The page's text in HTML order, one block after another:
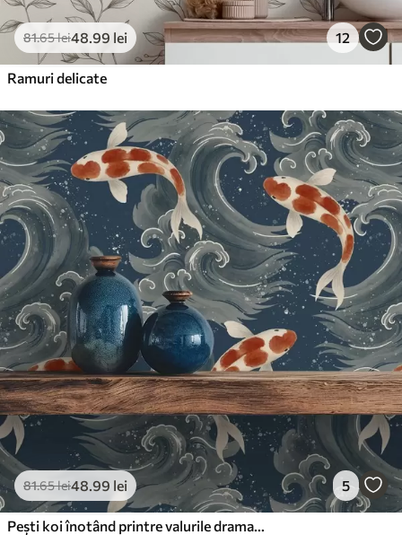
81.65lei48.99 lei 12
Ramuri delicate
81.65lei48.99 lei 5
Pești koi înotând printre valurile dramatice ale oceanului